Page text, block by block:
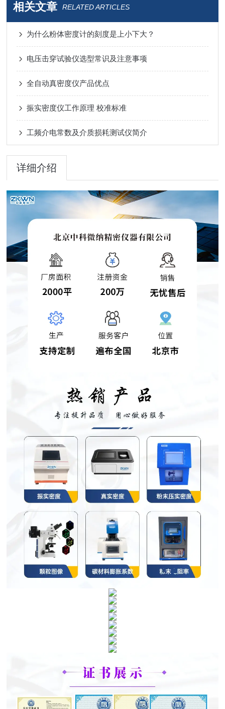
相关文章 RELATED ARTICLES
为什么粉体密度计的刻度是上小下大？
电压击穿试验仪选型常识及注意事项
全自动真密度仪产品优点
振实密度仪工作原理 校准标准
工频介电常数及介质损耗测试仪简介
详细介绍